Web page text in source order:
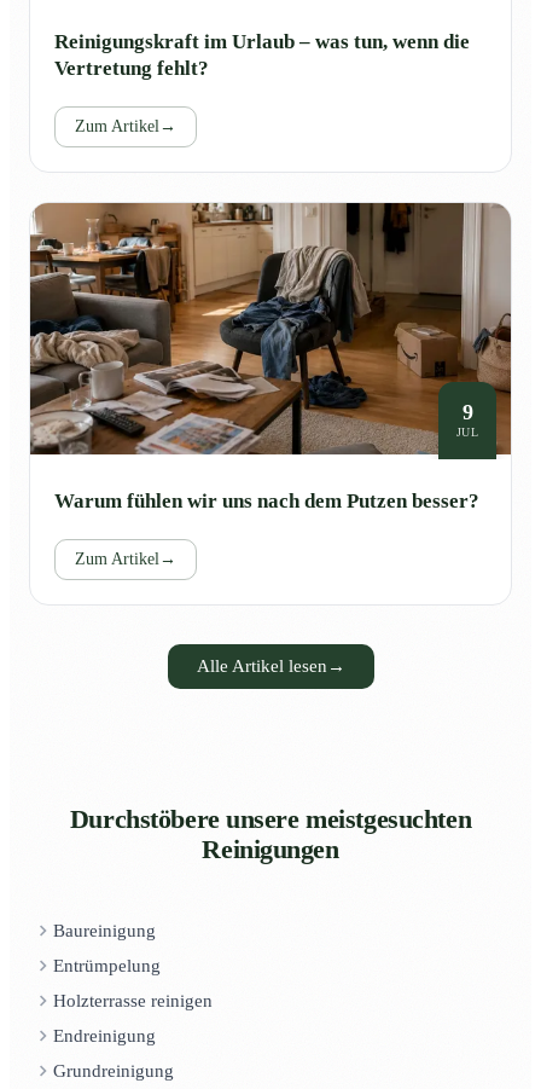
Reinigungskraft im Urlaub – was tun, wenn die
Vertretung fehlt?
Zum Artikel →
9
JUL
Warum fühlen wir uns nach dem Putzen besser?
Zum Artikel →
Alle Artikel lesen →
Durchstöbere unsere meistgesuchten
Reinigungen
Baureinigung
Entrümpelung
Holzterrasse reinigen
Endreinigung
Grundreinigung